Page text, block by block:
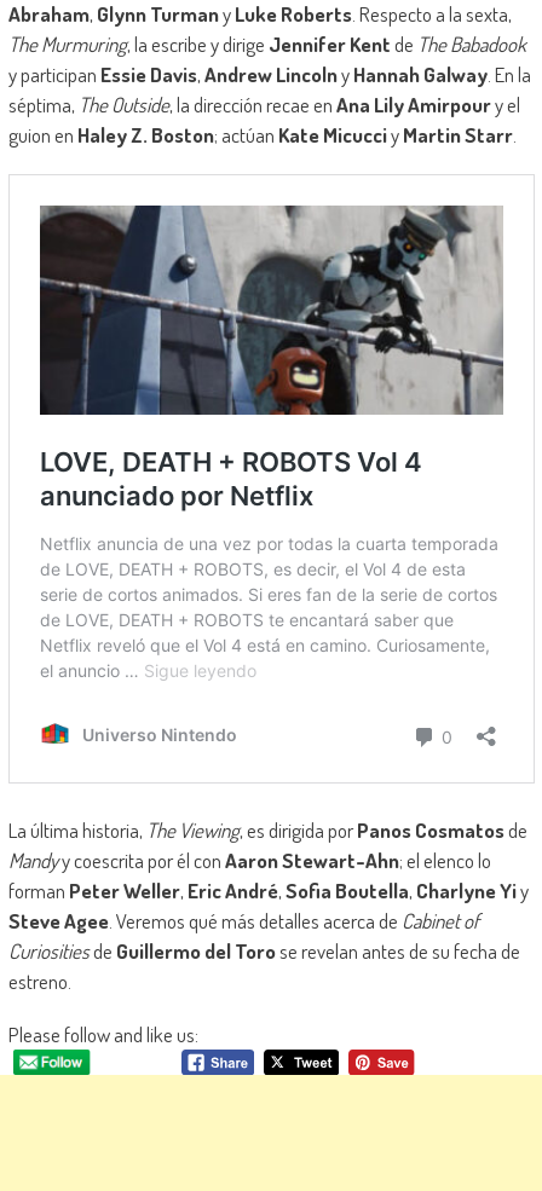
Abraham, Glynn TurmanyLuke Roberts. Respecto a la sexta,
The Murmuring, la escribe y dirige Jennifer Kentde The Babadook
y participan Essie Davis,Andrew LincolnyHannah Galway. En la
séptima, The Outside, la dirección recae enAna Lily Amirpoury el
guion en Haley Z. Boston; actúan Kate MicucciyMartin Starr.
La última historia, The Viewing, es dirigida porPanos Cosmatosde
Mandyy coescrita por él conAaron Stewart-Ahn; el elenco lo
forman Peter Weller, Eric André,Sofia Boutella, Charlyne Yiy
Steve Agee. Veremos qué más detalles acerca de Cabinet of
Curiositiesde Guillermo del Torose revelan antes de su fecha de
estreno.
Please follow and like us: